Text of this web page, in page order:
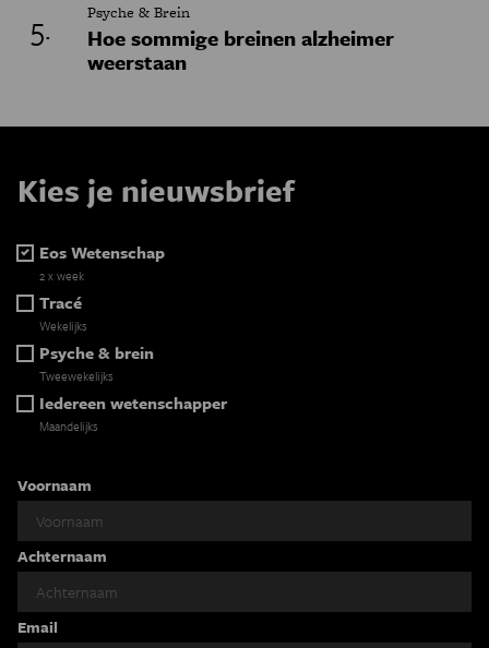
Psyche & Brein
Hoe sommige breinen alzheimer
weerstaan
Kies je nieuwsbrief
Eos Wetenschap
2 x week
Tracé
Wekelijks
Psyche & brein
Tweewekelijks
Iedereen wetenschapper
Maandelijks
Voornaam
Achternaam
Email